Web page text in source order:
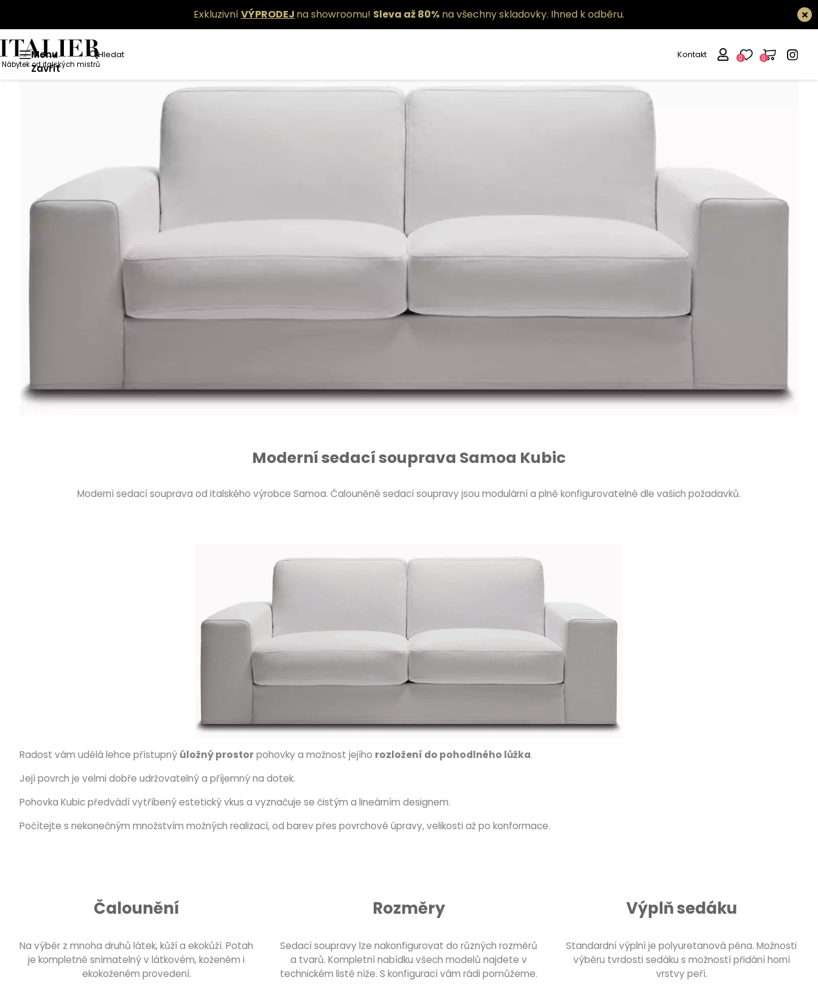
ExkluzivníVÝPRODEJ na showroomu! Sleva až 80% na všechny skladovky. Ihned k odběru.
Menu
Zavřít
Hledat
Nábytek od italských mistrů
Kontakt 0 0
Moderní sedací souprava Samoa Kubic
Moderní sedací souprava od italského výrobce Samoa. Čalouněné sedací soupravy jsou modulární a plně konfigurovatelné dle vašich požadavků.
Radost vám udělá lehce přístupný úložný prostorpohovky a možnost jejího rozložení do pohodlného lůžka.
Její povrch je velmi dobře udržovatelný a příjemný na dotek.
Pohovka Kubic předvádí vytříbený estetický vkus a vyznačuje se čistým a lineárním designem.
Počítejte s nekonečným množstvím možných realizací, od barev přes povrchové úpravy, velikosti až po konformace.
Čalounění
Na výběr z mnoha druhů látek, kůží a ekokůží. Potah
je kompletně snímatelný v látkovém, koženém i
ekokoženém provedení.
Rozměry
Sedací soupravy lze nakonfigurovat do různých rozměrů
a tvarů. Kompletní nabídku všech modelů najdete v
technickém listě níže. S konfigurací vám rádi pomůžeme.
Výplň sedáku
Standardní výplní je polyuretanová pěna. Možnosti
výběru tvrdosti sedáku s možností přidání horní
vrstvy peří.